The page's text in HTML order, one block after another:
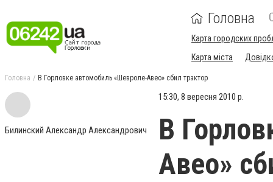
Головна
Карта городских
Карта міста
Головна В Горловке автомобиль «Шевроле-Авео» сбил трактор
Билинский Александр Александрович
15:30, 8 вересня 2010 р.
В
Авео»